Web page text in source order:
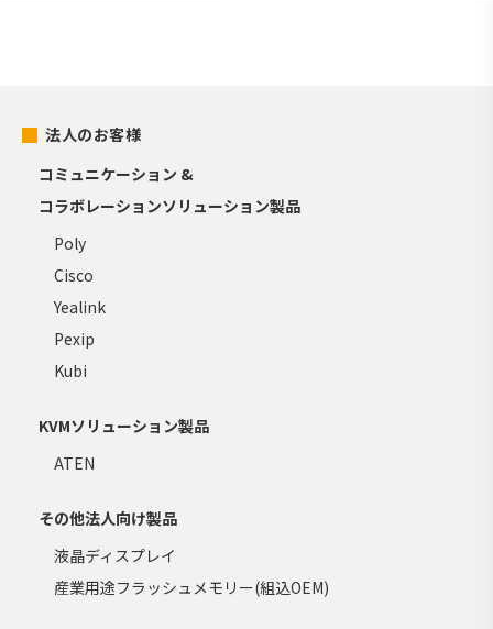
法人のお客様
コミュニケーション &
コラボレーションソリューション製品
Poly
Cisco
Yealink
Pexip
Kubi
KVMソリューション製品
ATEN
その他法人向け製品
液晶ディスプレイ
産業用途フラッシュメモリー(組込OEM)